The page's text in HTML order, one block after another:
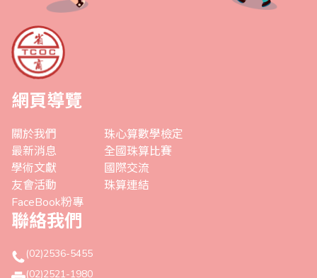
網頁導覽
關於我們
最新消息
學術文獻
友會活動
FaceBook粉專
珠心算數學檢定
全國珠算比賽
國際交流
珠算連結
聯絡我們
(02)2536-5455
(02)2521-1980